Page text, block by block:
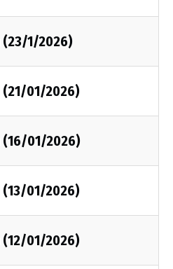
(23/1/2026)
(21/01/2026)
(16/01/2026)
(13/01/2026)
(12/01/2026)